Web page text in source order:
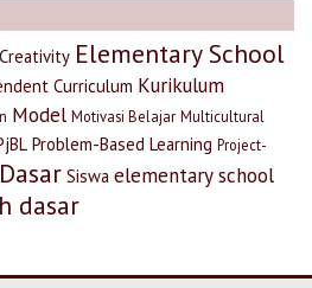
Creativity Elementary School
Curriculum Kurikulum
Model Motivasi Belajar Multicultural
Problem-Based Learning Project-
Siswa elementary school
dasar